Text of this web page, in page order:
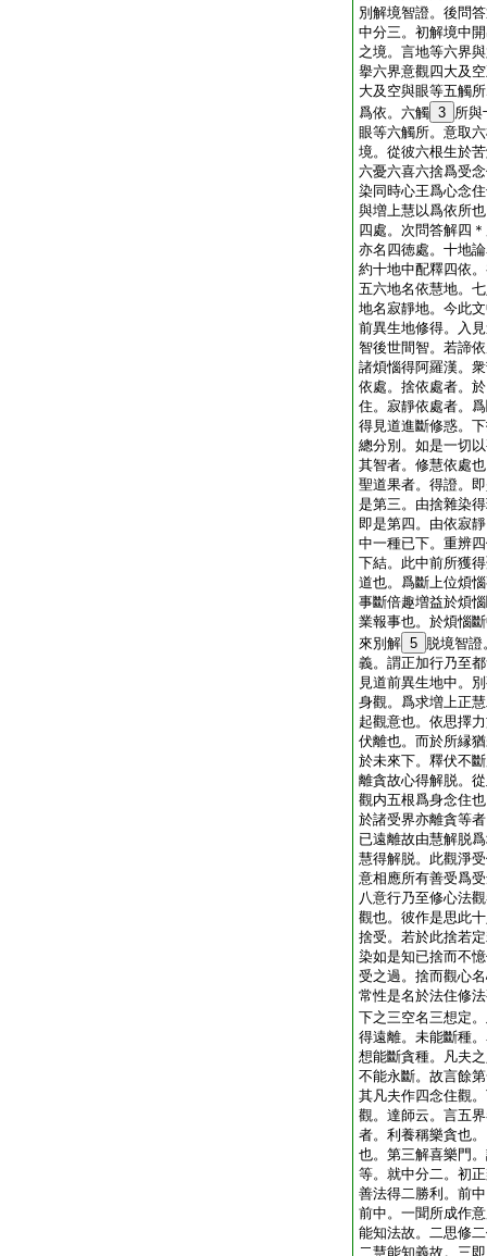
別解境智證。後問
中分三。初解境中
之境。言地等六界
擧六界意觀四大及
大及空與眼等五觸
爲依。六觸 3 所與
眼等六觸所。意取
境。從彼六根生於
六憂六喜六捨爲受
染同時心王爲心念
與増上慧以爲依所
四處。次問答解四
亦名四徳處。十地
約十地中配釋四依
五六地名依慧地。
地名寂靜地。今此
前異生地修得。入
智後世間智。若諦
諸煩惱得阿羅漢。
依處。捨依處者。
住。寂靜依處者。
得見道進斷修惑。
總分別。如是一切
其智者。修慧依處
聖道果者。得證。
是第三。由捨雜染
即是第四。由依寂
中一種已下。重辨
下結。此中前所獲
道也。爲斷上位煩
事斷倍趣増益於煩
業報事也。於煩惱
來別解 5 脱境智
義。謂正加行乃至
見道前異生地中。
身觀。爲求増上正
起觀意也。依思擇
伏離也。而於所縁
於未來下。釋伏不
離貪故心得解脱。
觀内五根爲身念住
於諸受界亦離貪等
已遠離故由慧解脱
慧得解脱。此觀淨
意相應所有善受爲
八意行乃至修心法
觀也。彼作是思此
捨受。若於此捨若
染如是知已捨而不
受之過。捨而觀心
常性是名於法住修
下之三空名三想定
得遠離。未能斷種
想能斷貪種。凡夫
不能永斷。故言餘
其凡夫作四念住觀
觀。達師云。言五
者。利養稱樂貪也
也。第三解喜樂門
等。就中分二。初
善法得二勝利。前
前中。一聞所成作
能知法故。二思修
二慧能知義故。三